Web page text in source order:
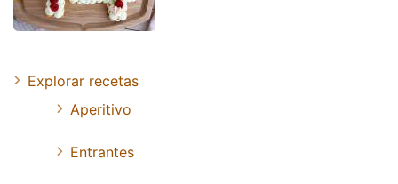
Explorar recetas
Aperitivo
Entrantes